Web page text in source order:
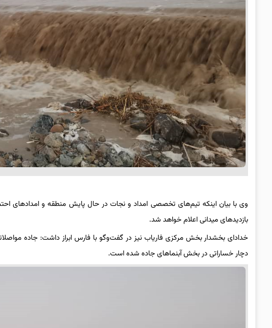
وی با بیان اینکه تیم‌های تخصصی امداد و نجات در حال پایش منطقه و امدادهای
بازدیدهای میدانی اعلام خواهد شد.
خدادای بخشدار بخش مرکزی فاریاب نیز در گفت‌وگو با فارس ابراز داشت: جاده
دچار خساراتی در بخش آبنماهای جاده شده است.